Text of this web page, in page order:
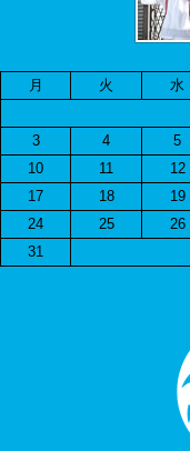
月
火 水
3
4 5
10
11 12
17
18 19
24
25 26
31